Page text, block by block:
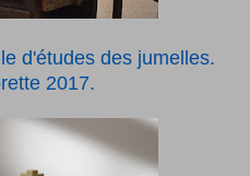
d'études des jumelles.
2017.